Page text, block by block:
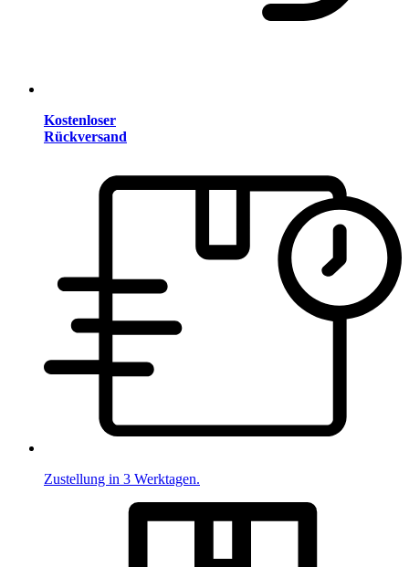
Kostenloser
Rückversand
Zustellung in 3 Werktagen.